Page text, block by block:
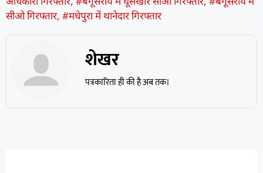
सीओ गिरफ्तार, #मधेपुरा में थानेदार गिरफ्तार
शेखर
पत्रकारिता ही की है अब तक।